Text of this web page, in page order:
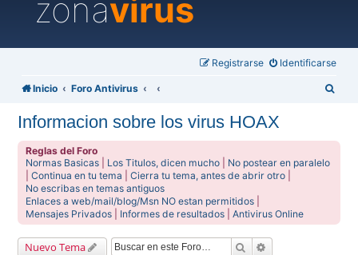
zonavirus
Identificarse
Registrarse
Inicio Foro Antivirus
Informacion sobre los virus HOAX
Reglas del Foro
Normas Basicas
Los Titulos, dicen mucho
No postear en paralelo
|Continua en tu tema |Cierra tu tema, antes de abrir otro
No escribas en temas antiguos
Enlaces a web/mail/blog/Msn NO estan permitidos
Mensajes Privados
Informes de resultados |Antivirus Online
Nuevo Tema Buscar